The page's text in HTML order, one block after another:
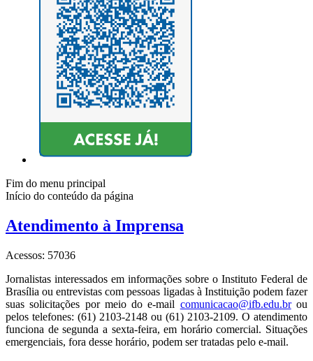
Fim do menu principal
Início do conteúdo da página
Atendimento à Imprensa
Acessos: 57036
Jornalistas interessados em informações sobre o Instituto Federal de
Brasília ou entrevistas com pessoas ligadas à Instituição podem fazer
suas solicitações por meio do e-mail comunicacao@ifb.edu.brou
pelos telefones: (61) 2103-2148 ou (61) 2103-2109. O atendimento
funciona de segunda a sexta-feira, em horário comercial. Situações
emergenciais, fora desse horário, podem ser tratadas pelo e-mail.